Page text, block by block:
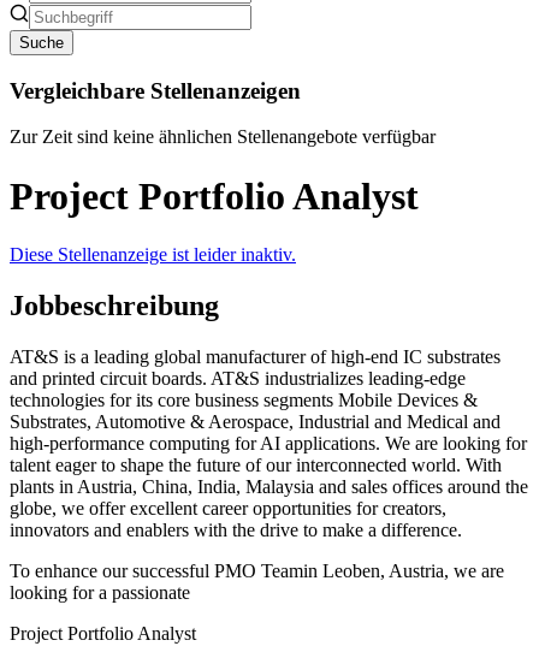
Suche
Vergleichbare Stellenanzeigen
Zur Zeit sind keine ähnlichen Stellenangebote verfügbar
Project Portfolio Analyst
Diese Stellenanzeige ist leider inaktiv.
Jobbeschreibung
AT&S is a leading global manufacturer of high-end IC substrates
and printed circuit boards. AT&S industrializes leading-edge
technologies for its core business segments Mobile Devices &
Substrates, Automotive & Aerospace, Industrial and Medical and
high-performance computing for AI applications. We are looking for
talent eager to shape the future of our interconnected world. With
plants in Austria, China, India, Malaysia and sales offices around the
globe, we offer excellent career opportunities for creators,
innovators and enablers with the drive to make a difference.
To enhance our successful PMO Teamin Leoben, Austria, we are
looking for a passionate
Project Portfolio Analyst